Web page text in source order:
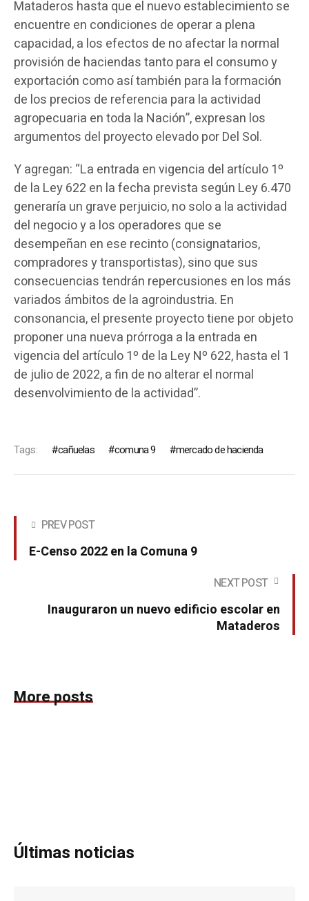
Mataderos hasta que el nuevo establecimiento se
encuentre en condiciones de operar a plena
capacidad, a los efectos de no afectar la normal
provisión de haciendas tanto para el consumo y
exportación como así también para la formación
de los precios de referencia para la actividad
agropecuaria en toda la Nación”, expresan los
argumentos del proyecto elevado por Del Sol.
Y agregan: “La entrada en vigencia del artículo 1º
de la Ley 622 en la fecha prevista según Ley 6.470
generaría un grave perjuicio, no solo a la actividad
del negocio y a los operadores que se
desempeñan en ese recinto (consignatarios,
compradores y transportistas), sino que sus
consecuencias tendrán repercusiones en los más
variados ámbitos de la agroindustria. En
consonancia, el presente proyecto tiene por objeto
proponer una nueva prórroga a la entrada en
vigencia del artículo 1º de la Ley Nº 622, hasta el 1
de julio de 2022, a fin de no alterar el normal
desenvolvimiento de la actividad”.
Tags: cañuelas comuna 9 mercado de hacienda
PREV POST
E-Censo 2022 en la Comuna 9
NEXT POST
Inauguraron un nuevo edificio escolar en
Mataderos
More posts
Últimas noticias